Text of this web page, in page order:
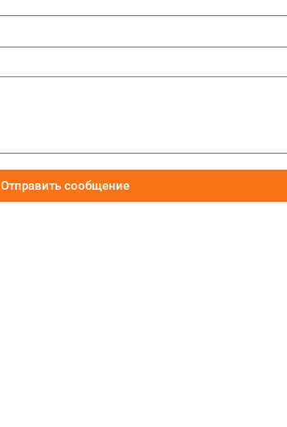
Отправить сообщение